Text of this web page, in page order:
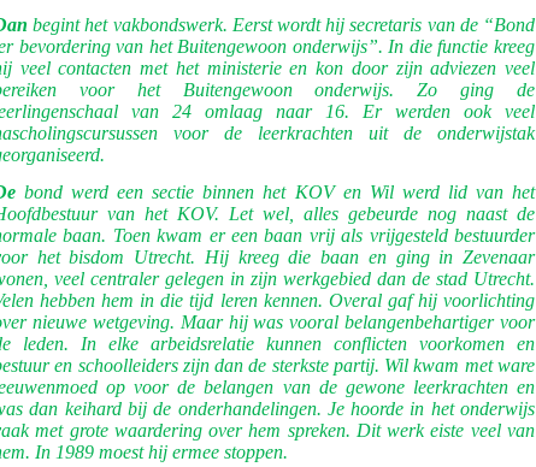
begint het vakbondswerk. Eerst wordt hij secretaris van de “Bond
bevordering van het Buitengewoon onderwijs”. In die functie kreeg
veel contacten met het ministerie en kon door zijn adviezen veel
voor het Buitengewoon onderwijs. Zo ging de
van 24 omlaag naar 16. Er werden ook veel
voor de leerkrachten uit de onderwijstak
bond werd een sectie binnen het KOV en Wil werd lid van het
van het KOV. Let wel, alles gebeurde nog naast de
baan. Toen kwam er een baan vrij als vrijgesteld bestuurder
het bisdom Utrecht. Hij kreeg die baan en ging in Zevenaar
veel centraler gelegen in zijn werkgebied dan de stad Utrecht.
hebben hem in die tijd leren kennen. Overal gaf hij voorlichting
nieuwe wetgeving. Maar hij was vooral belangenbehartiger voor
leden. In elke arbeidsrelatie kunnen conflicten voorkomen en
en schoolleiders zijn dan de sterkste partij. Wil kwam met ware
op voor de belangen van de gewone leerkrachten en
dan keihard bij de onderhandelingen. Je hoorde in het onderwijs
met grote waardering over hem spreken. Dit werk eiste veel van
In 1989 moest hij ermee stoppen.